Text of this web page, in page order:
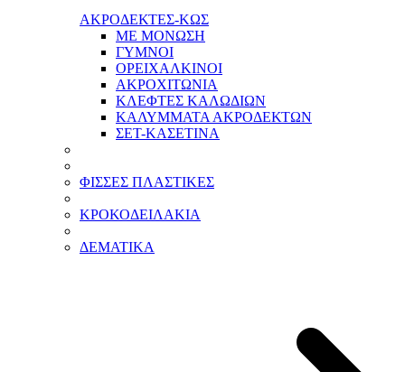
ΑΚΡΟΔΕΚΤΕΣ-ΚΩΣ
ΜΕ ΜΟΝΩΣΗ
ΓΥΜΝΟΙ
ΟΡΕΙΧΑΛΚΙΝΟΙ
ΑΚΡΟΧΙΤΩΝΙΑ
ΚΛΕΦΤΕΣ ΚΑΛΩΔΙΩΝ
ΚΑΛΥΜΜΑΤΑ ΑΚΡΟΔΕΚΤΩΝ
ΣΕΤ-ΚΑΣΕΤΙΝΑ
ΦΙΣΣΕΣ ΠΛΑΣΤΙΚΕΣ
ΚΡΟΚΟΔΕΙΛΑΚΙΑ
ΔΕΜΑΤΙΚΑ